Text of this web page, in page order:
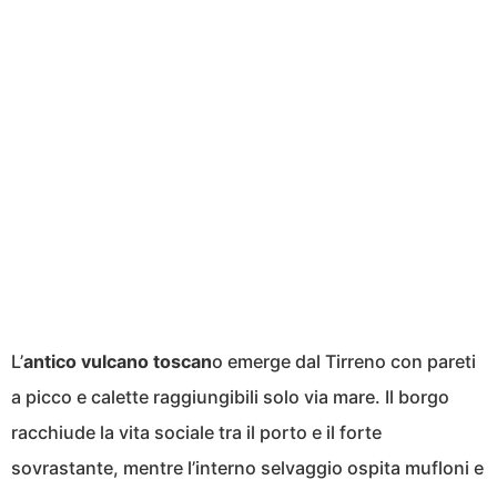
L’antico vulcano toscano emerge dal Tirreno con pareti
a picco e calette raggiungibili solo via mare. Il borgo
racchiude la vita sociale tra il porto e il forte
sovrastante, mentre l’interno selvaggio ospita mufloni e